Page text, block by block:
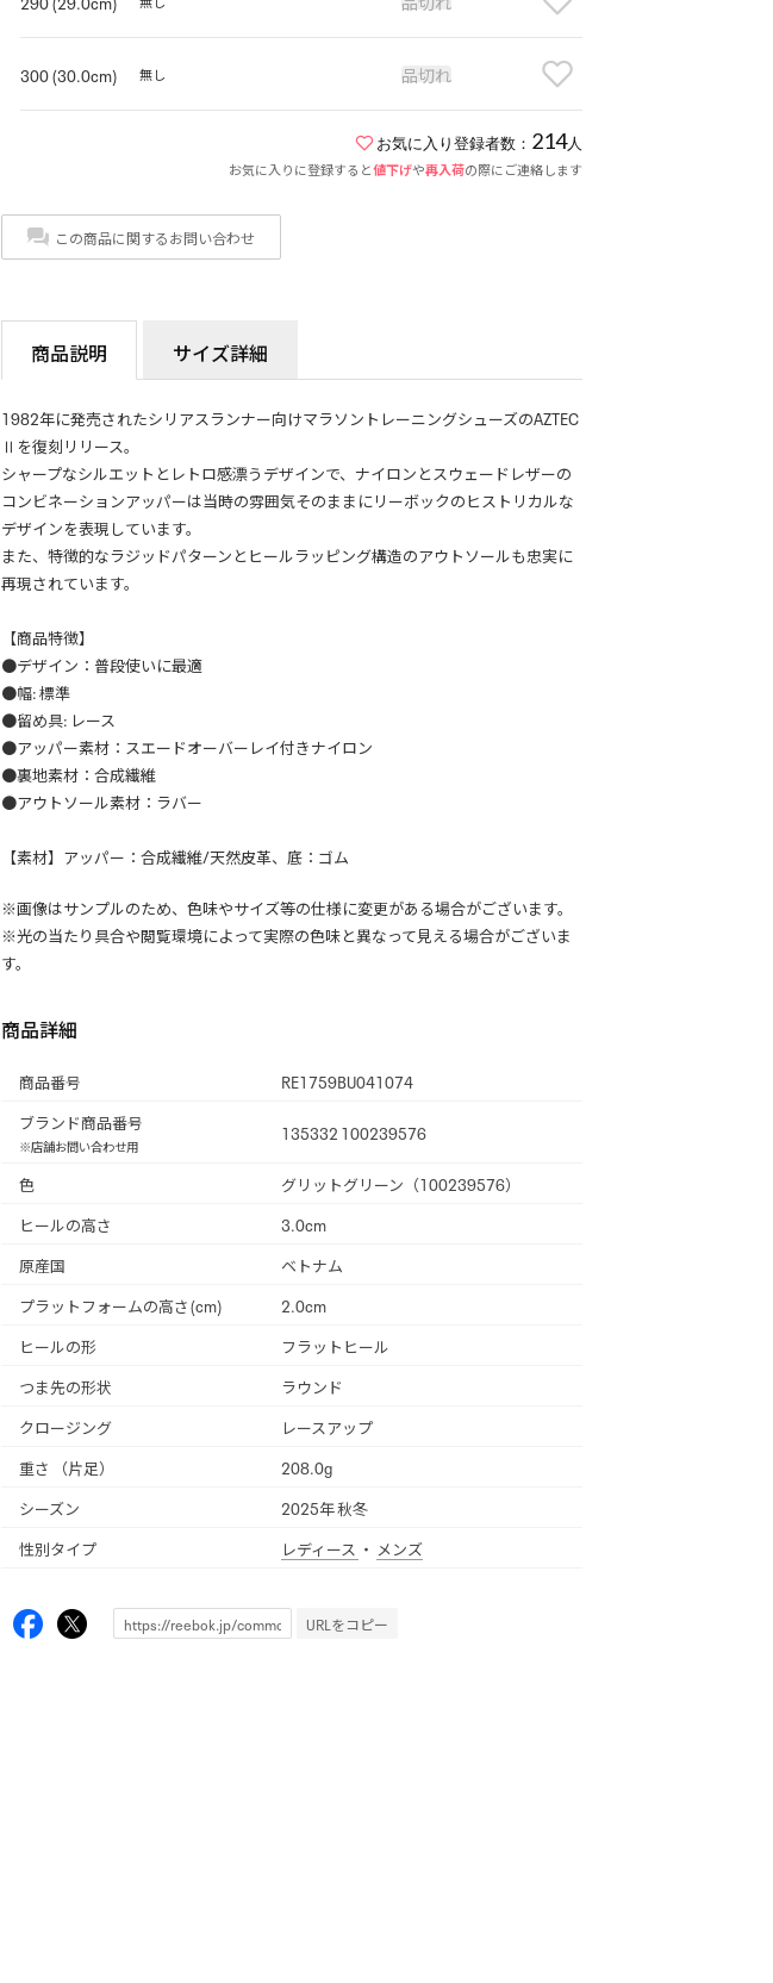
300 (30.0cm) 無し 品切れ
お気に入り登録者数： 214人
お気に入りに登録すると値下げや再入荷の際にご連絡します
この商品に関するお問い合わせ
商品説明 サイズ詳細
1982年に発売されたシリアスランナー向けマラソントレーニングシューズのAZTEC
Ⅱを復刻リリース。
シャープなシルエットとレトロ感漂うデザインで、ナイロンとスウェードレザーの
コンビネーションアッパーは当時の雰囲気そのままにリーボックのヒストリカルな
デザインを表現しています。
また、特徴的なラジッドパターンとヒールラッピング構造のアウトソールも忠実に
再現されています。
【商品特徴】
●デザイン：普段使いに最適
●幅: 標準
●留め具: レース
●アッパー素材：スエードオーバーレイ付きナイロン
●裏地素材：合成繊維
●アウトソール素材：ラバー
【素材】アッパー：合成繊維/天然皮革、底：ゴム
※画像はサンプルのため、色味やサイズ等の仕様に変更がある場合がございます。
※光の当たり具合や閲覧環境によって実際の色味と異なって見える場合がございま
す。
商品詳細
商品番号
RE1759BU041074
ブランド商品番号
※店舗お問い合わせ用
135332 100239576
色
グリットグリーン（100239576）
ヒールの高さ
3.0cm
原産国
ベトナム
プラットフォームの高さ(cm)
2.0cm
ヒールの形
フラットヒール
つま先の形状
ラウンド
クロージング
レースアップ
重さ
（片足）
208.0g
シーズン
2025年 秋冬
性別タイプ
レディース ・ メンズ
URLをコピー